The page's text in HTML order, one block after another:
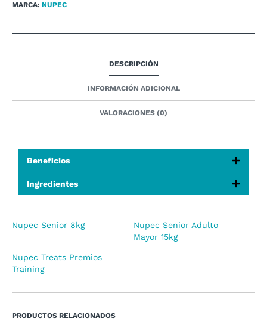
MARCA: NUPEC
DESCRIPCIÓN
INFORMACIÓN ADICIONAL
VALORACIONES (0)
Beneficios
Ingredientes
Nupec Senior 8kg
Nupec Senior Adulto
Mayor 15kg
Nupec Treats Premios
Training
PRODUCTOS RELACIONADOS